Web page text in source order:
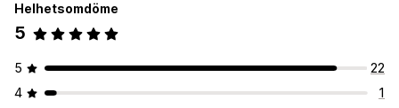
Helhetsomdöme
5
5
22
4
1